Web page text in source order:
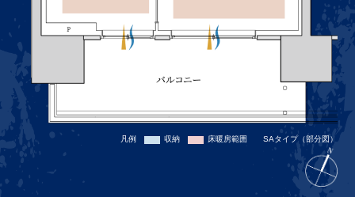
凡例 収納 床暖房範囲 SAタイプ（部分図）